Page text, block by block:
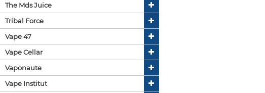
The Mds Juice
Tribal Force
Vape 47
Vape Cellar
Vaponaute
Vape Institut